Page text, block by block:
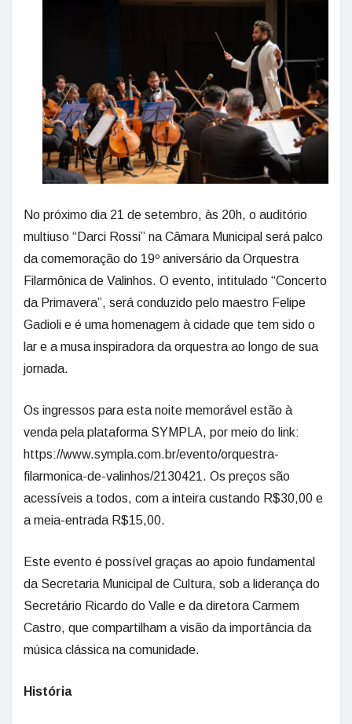
No próximo dia 21 de setembro, às 20h, o auditório
multiuso “Darci Rossi” na Câmara Municipal será palco
da comemoração do 19º aniversário da Orquestra
Filarmônica de Valinhos. O evento, intitulado “Concerto
da Primavera”, será conduzido pelo maestro Felipe
Gadioli e é uma homenagem à cidade que tem sido o
lar e a musa inspiradora da orquestra ao longo de sua
jornada.
Os ingressos para esta noite memorável estão à
venda pela plataforma SYMPLA, por meio do link:
https://www.sympla.com.br/evento/orquestra-
filarmonica-de-valinhos/2130421. Os preços são
acessíveis a todos, com a inteira custando R$30,00 e
a meia-entrada R$15,00.
Este evento é possível graças ao apoio fundamental
da Secretaria Municipal de Cultura, sob a liderança do
Secretário Ricardo do Valle e da diretora Carmem
Castro, que compartilham a visão da importância da
música clássica na comunidade.
História